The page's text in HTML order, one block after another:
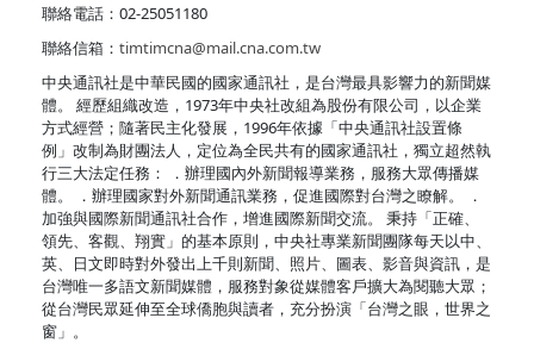
聯絡電話：02-25051180
聯絡信箱： timtimcna@mail.cna.com.tw
中央通訊社是中華民國的國家通訊社，是台灣最具影響力的新聞媒
體。 經歷組織改造，1973年中央社改組為股份有限公司，以企業
方式經營；隨著民主化發展，1996年依據「中央通訊社設置條
例」改制為財團法人，定位為全民共有的國家通訊社，獨立超然執
行三大法定任務： ．辦理國內外新聞報導業務，服務大眾傳播媒
體。 ．辦理國家對外新聞通訊業務，促進國際對台灣之瞭解。 ．
加強與國際新聞通訊社合作，增進國際新聞交流。 秉持「正確、
領先、客觀、翔實」的基本原則，中央社專業新聞團隊每天以中、
英、日文即時對外發出上千則新聞、照片、圖表、影音與資訊，是
台灣唯一多語文新聞媒體，服務對象從媒體客戶擴大為閱聽大眾；
從台灣民眾延伸至全球僑胞與讀者，充分扮演「台灣之眼，世界之
窗」。